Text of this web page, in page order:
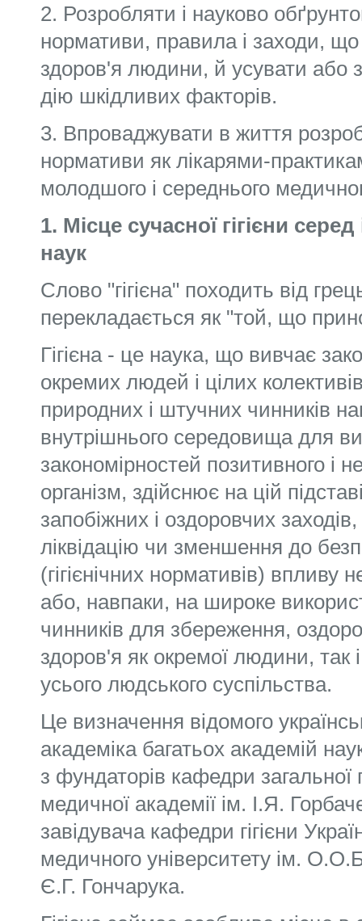
2. Розробляти і науково
нормативи, правила і заходи,
здоров'я людини, й усува­ти або
дію шкідливих факторів.
3. Впроваджувати в життя
нор­мативи як лікарями-
молодшого і середнього
1. Місце сучасної гігієни
наук
Слово "гігієна" походить від
перекла­дається як "той, що
Гігієна - це наука, що вивчає
окре­мих людей і цілих
природних і штучних чинників
внутрішнього середовища для
закономірностей позитивного і
організм, здійснює на цій
запобіжних і оздоровчих
ліквідацію чи зменшення до
(гігієнічних нормативів) впливу
або, навпаки, на широке
чинників для збереження,
здоров'я як окремої людини, так
усього людського суспільства.
Це визначення відомого
академіка багатьох акаде­мій
з фундаторів кафедри загальної
медичної академії ім. І.Я.
завідувача кафедри гігієни
медичного університету ім.
Є.Г. Гон­чарука.